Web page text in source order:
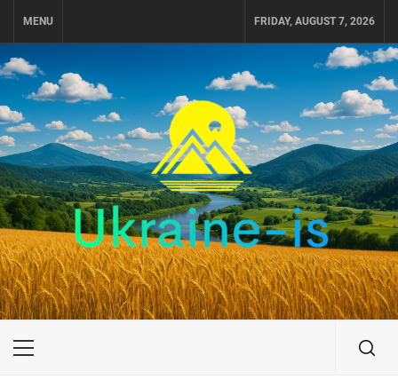
MENU FRIDAY, AUGUST 7, 2026
UKRAINE-IS
ПУТЕШЕСТВИЕ ПО УКРАИНЕ
Primary